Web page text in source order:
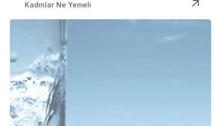
Kadınlar Ne Yemeli
Dilara Koçak